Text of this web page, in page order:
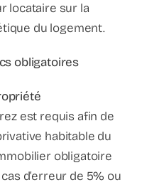
locataire sur la
du logement.
obligatoires
est requis afin de
habitable du
obligatoire
d’erreur de 5% ou